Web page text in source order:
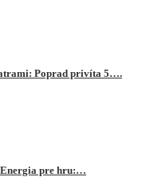
Poprad privíta 5….
Energia pre hru:…